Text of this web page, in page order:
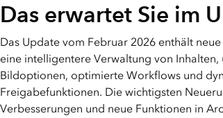
Das erwartet Sie im
Das Update vom Februar 2026 enthält
eine intelligentere Verwaltung von
Bildoptionen, optimierte Workflows und
Freigabefunktionen. Die wichtigsten
Verbesserungen und neue Funktionen in